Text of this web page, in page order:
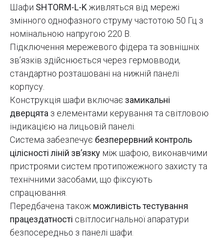
Шафи SHTORM-L-K живляться від мережі
змінного однофазного струму частотою 50 Гц з
номінальною напругою 220 В.
Підключення мережевого фідера та зовнішніх
зв’язків здійснюється через гермовводи,
стандартно розташовані на нижній панелі
корпусу.
Конструкція шафи включає замикальні
дверцята з елементами керування та світловою
індикацією на лицьовій панелі.
Система забезпечує безперервний контроль
цілісності ліній зв’язку між шафою, виконавчими
пристроями систем протипожежного захисту та
технічними засобами, що фіксують
спрацювання.
Передбачена також можливість тестування
працездатності світлосигнальної апаратури
безпосередньо з панелі шафи.